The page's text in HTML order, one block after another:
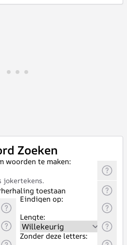
Zoeken
woorden te maken:
jokertekens.
toestaan
Eindigen op:
Lengte:
Zonder deze letters: